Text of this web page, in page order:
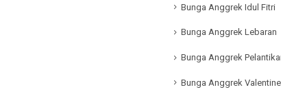
Bunga Anggrek Idul Fitri
Bunga Anggrek Lebaran
Bunga Anggrek
Bunga Anggrek Valentine